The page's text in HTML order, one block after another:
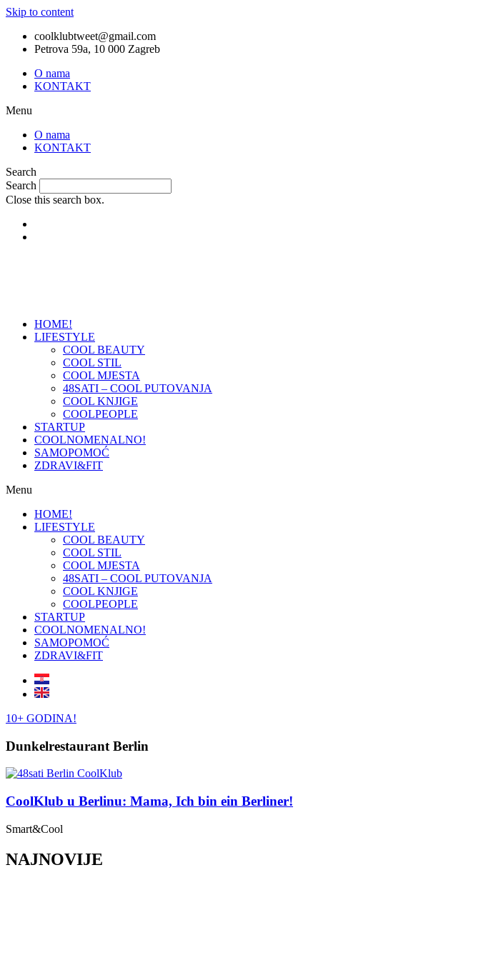
Skip to content
coolklubtweet@gmail.com
Petrova 59a, 10 000 Zagreb
O nama
KONTAKT
Menu
O nama
KONTAKT
Search
Search
Close this search box.
HOME!
LIFESTYLE
COOL BEAUTY
COOL STIL
COOL MJESTA
48SATI – COOL PUTOVANJA
COOL KNJIGE
COOLPEOPLE
STARTUP
COOLNOMENALNO!
SAMOPOMOĆ
ZDRAVI&FIT
Menu
HOME!
LIFESTYLE
COOL BEAUTY
COOL STIL
COOL MJESTA
48SATI – COOL PUTOVANJA
COOL KNJIGE
COOLPEOPLE
STARTUP
COOLNOMENALNO!
SAMOPOMOĆ
ZDRAVI&FIT
10+ GODINA!
Dunkelrestaurant Berlin
CoolKlub u Berlinu: Mama, Ich bin ein Berliner!
Smart&Cool
NAJNOVIJE